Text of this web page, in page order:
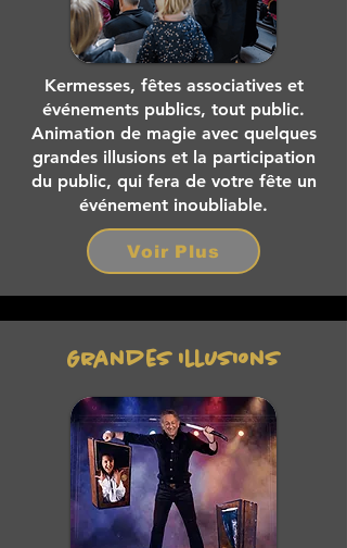
Kermesses, fêtes associatives et
événements publics, tout public.
Animation de magie avec quelques
grandes illusions et la participation
du public, qui fera de votre fête un
événement inoubliable.
Voir Plus
Grandes illusions